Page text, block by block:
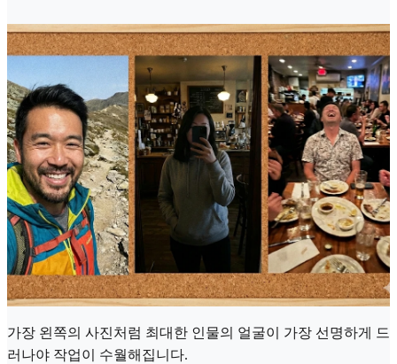
가장 왼쪽의 사진처럼 최대한 인물의 얼굴이 가장 선명하게 드
러나야 작업이 수월해집니다.